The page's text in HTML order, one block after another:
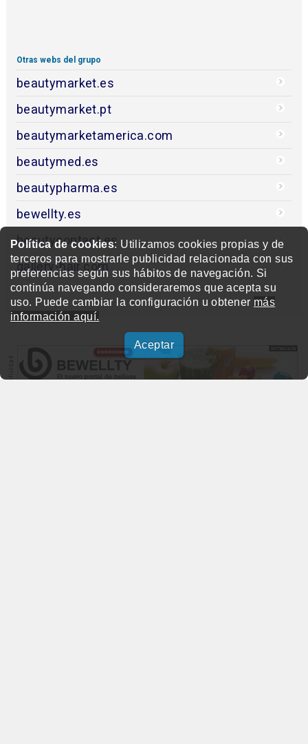
Política de cookies: Utilizamos cookies propias y de
terceros para mostrarle publicidad relacionada con sus
preferencias según sus hábitos de navegación. Si
continúa navegando consideraremos que acepta su
uso. Puede cambiar la configuración u obtener más
información aquí.
Aceptar
Otras webs del grupo
beautymarket.es
beautymarket.pt
beautymarketamerica.com
beautymed.es
beautypharma.es
bewellty.es
beautycontact.es
gallery-hair.com